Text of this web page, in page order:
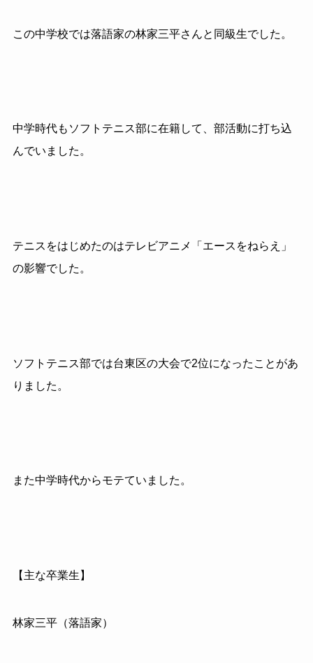
この中学校では落語家の林家三平さんと同級生でした。
中学時代もソフトテニス部に在籍して、部活動に打ち込
んでいました。
テニスをはじめたのはテレビアニメ「エースをねらえ」
の影響でした。
ソフトテニス部では台東区の大会で2位になったことがあ
りました。
また中学時代からモテていました。
【主な卒業生】
林家三平（落語家）